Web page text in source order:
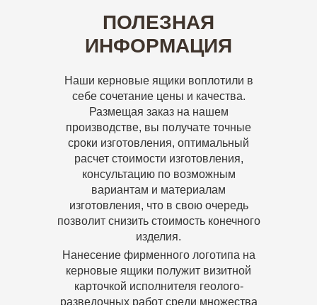
ПОЛЕЗНАЯ
ИНФОРМАЦИЯ
Наши керновые ящики воплотили в
себе сочетание цены и качества.
Размещая заказ на нашем
производстве, вы получате точные
сроки изготовления, оптимальный
расчет стоимости изготовления,
консультацию по возможным
вариантам и материалам
изготовления, что в свою очередь
позволит снизить стоимость конечного
изделия.
Нанесение фирменного логотипа на
керновые ящики полужит визитной
карточкой исполнителя геолого-
разведочных работ среди множества